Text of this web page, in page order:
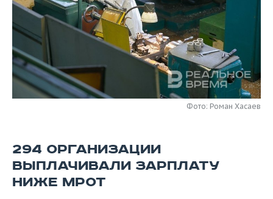
НЕФТЕХИМИЯ
НЕФТЬ
ОПК
ЭНЕРГЕТИКА
РОЗНИЧНАЯ ТОРГОВЛЯ
ТРАНСПОРТ
УСЛУГИ
НОВОСТИ ТЕХНОЛОГИЙ
IT
МЕДИА
МЕРОПРИЯТИЯ
НОВОСТИ МЕРОПРИЯТИЙ
ВЫЕЗДНАЯ РЕДАКЦИЯ
ОТКРЫТАЯ ЛЕКЦИЯ
СПОРТ
НОВОСТИ СПОРТА
БАСКЕТБОЛ
ОБЩЕСТВО
ИНФРАСТРУКТУРА
СПРАВОЧНИК
Фото: Роман Хасаев
294 ОРГАНИЗАЦИИ
ВЫПЛАЧИВАЛИ ЗАРПЛАТУ
НИЖЕ МРОТ